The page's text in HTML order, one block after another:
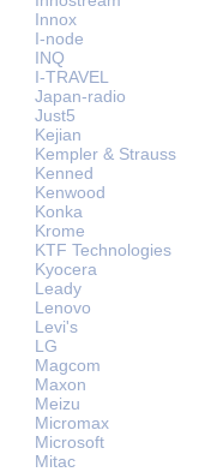
Innox
I-node
INQ
I-TRAVEL
Japan-radio
Just5
Kejian
Kempler & Strauss
Kenned
Kenwood
Konka
Krome
KTF Technologies
Kyocera
Leady
Lenovo
Levi's
LG
Magcom
Maxon
Meizu
Micromax
Microsoft
Mitac